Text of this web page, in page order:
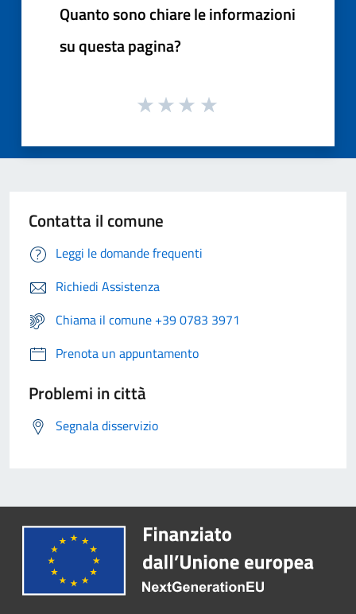
Quanto sono chiare le informazioni
su questa pagina?
Contatta il comune
Leggi le domande frequenti
Richiedi Assistenza
Chiama il comune +39 0783 3971
Prenota un appuntamento
Problemi in città
Segnala disservizio